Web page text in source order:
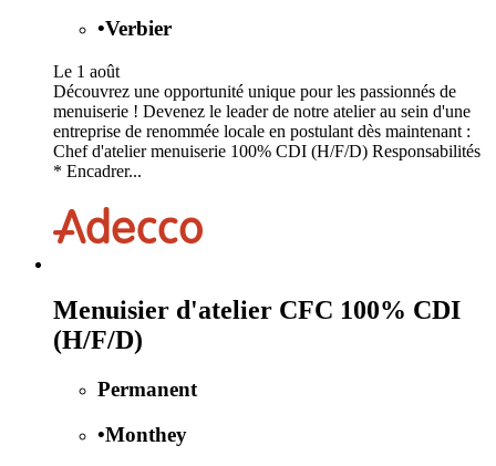
•Verbier
Le 1 août
Découvrez une opportunité unique pour les passionnés de
menuiserie ! Devenez le leader de notre atelier au sein d'une
entreprise de renommée locale en postulant dès maintenant :
Chef d'atelier menuiserie 100% CDI (H/F/D) Responsabilités
* Encadrer...
Menuisier d'atelier CFC 100% CDI
(H/F/D)
Permanent
•Monthey